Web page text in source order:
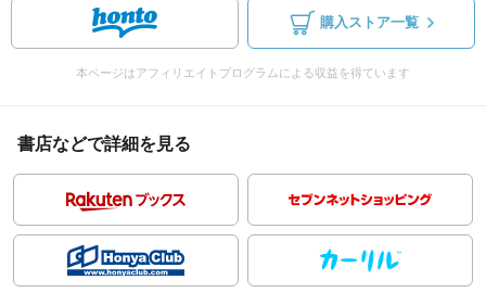
購入ストア一覧
本ページはアフィリエイトプログラムによる収益を得ています
書店などで詳細を見る